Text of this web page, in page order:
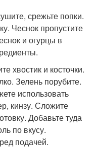
срежьте попки.
Чеснок пропустите
и огурцы в
хвостик и косточки.
Зелень порубите.
использовать
кинзу. Сложите
Добавьте туда
по вкусу.
подачей.